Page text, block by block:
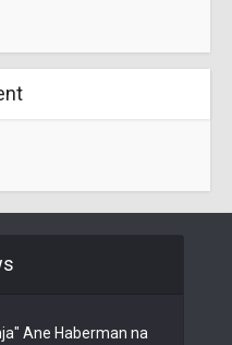
Ane Haberman na